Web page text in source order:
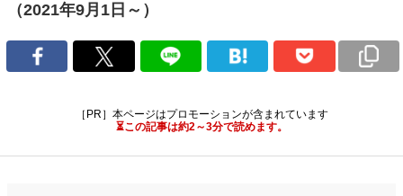
（2021年9月1日～）
［PR］本ページはプロモーションが含まれています
⏳この記事は約2～3分で読めます。